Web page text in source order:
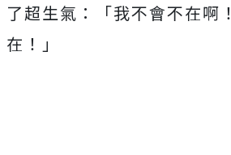
了超生氣：「我不會不在啊！
在！」